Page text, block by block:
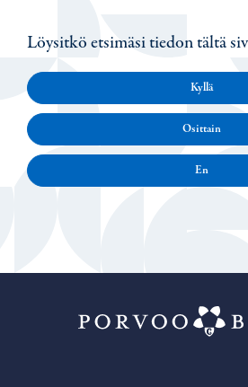
Löysitkö etsimäsi tiedon tältä
Kyllä
Osittain
En